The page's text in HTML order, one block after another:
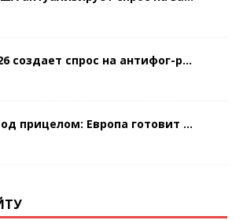
создает спрос на антифог-р...
прицелом: Европа готовит ...